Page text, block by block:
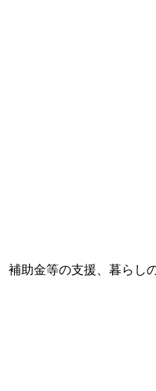
助金等の支援、暮らし